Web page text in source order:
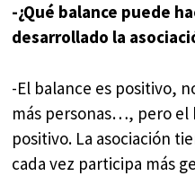
-¿Qué balance puede
desarrollado la
-El balance es positivo,
más personas…, pero el
positivo. La asociación
cada vez participa más